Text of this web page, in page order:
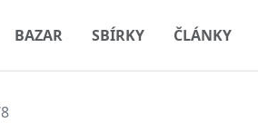
BAZAR SBÍRKY ČLÁNKY